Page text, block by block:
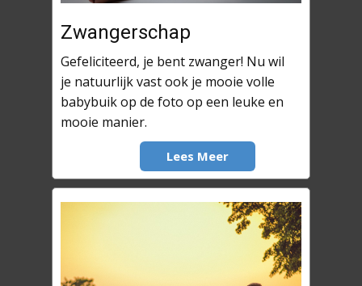
Zwangerschap
Gefeliciteerd, je bent zwanger! Nu wil
je natuurlijk vast ook je mooie volle
babybuik op de foto op een leuke en
mooie manier.
Lees Meer